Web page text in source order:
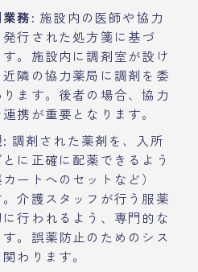
務: 施設内の医師や協力
行された処方箋に基づ
。施設内に調剤室が設け
隣の協力薬局に調剤を委
ます。後者の場合、協力
携が重要となります。
調剤された薬剤を、入所
に正確に配薬できるよう
ートへのセットなど）
介護スタッフが行う服薬
行われるよう、専門的な
。誤薬防止のためのシス
わります。